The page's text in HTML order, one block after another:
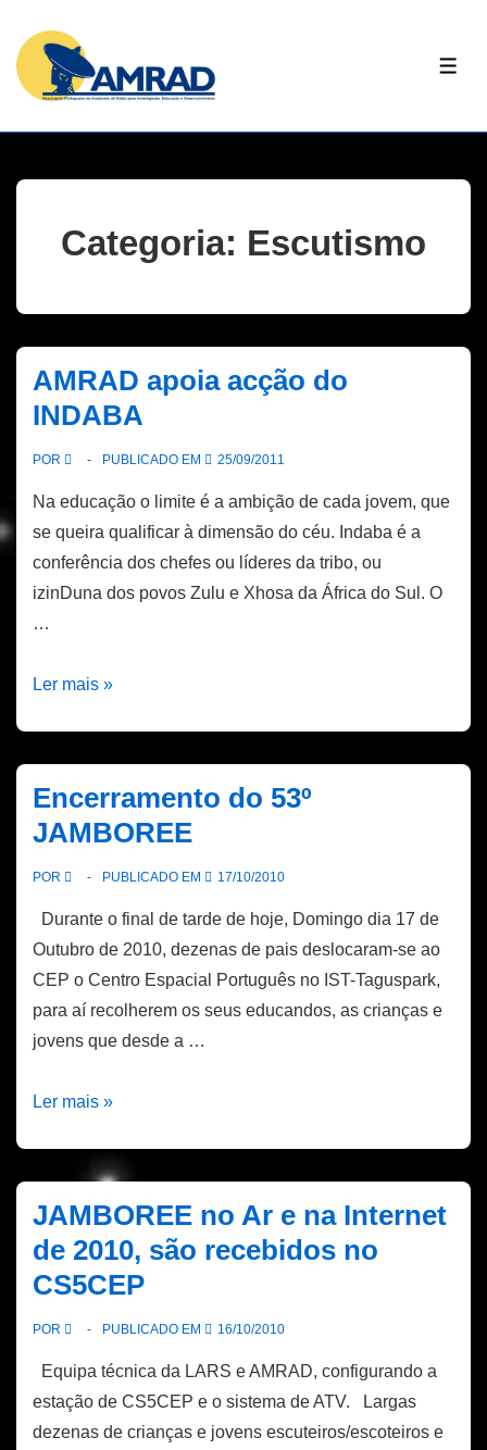
Skip
Content
Categoria: Escutismo
AMRAD apoia acção do
INDABA
POR PUBLICADO EM 25/09/2011
Na educação o limite é a ambição de cada jovem, que
se queira qualificar à dimensão do céu. Indaba é a
conferência dos chefes ou líderes da tribo, ou
izinDuna dos povos Zulu e Xhosa da África do Sul. O
…
AMRAD
INDABA
Ler mais »
Encerramento do 53º
JAMBOREE
POR PUBLICADO EM 17/10/2010
Durante o final de tarde de hoje, Domingo dia 17 de
Outubro de 2010, dezenas de pais deslocaram-se ao
CEP o Centro Espacial Português no IST-Taguspark,
para aí recolherem os seus educandos, as crianças e
jovens que desde a …
Encerramento
Ler mais »
JAMBOREE no Ar e na Internet
de 2010, são recebidos no
CS5CEP
POR PUBLICADO EM 16/10/2010
Equipa técnica da LARS e AMRAD, configurando a
estação de CS5CEP e o sistema de ATV. Largas
dezenas de crianças e jovens escuteiros/escoteiros e